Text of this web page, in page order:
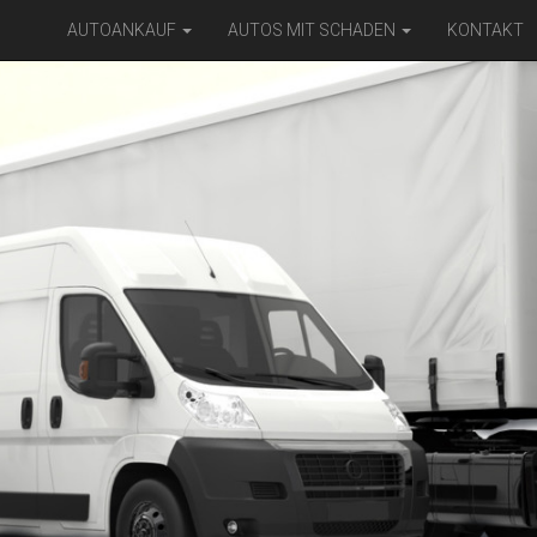
AUTOANKAUF AUTOS MIT SCHADEN KONTAKT